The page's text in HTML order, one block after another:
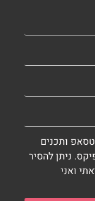
ותכנים
ניתן להסיר
ואני